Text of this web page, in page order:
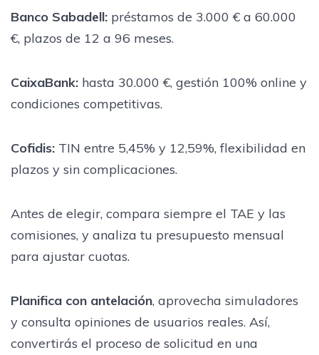
Banco Sabadell: préstamos de 3.000 € a 60.000
€, plazos de 12 a 96 meses.
CaixaBank: hasta 30.000 €, gestión 100% online y
condiciones competitivas.
Cofidis: TIN entre 5,45% y 12,59%, flexibilidad en
plazos y sin complicaciones.
Antes de elegir, compara siempre el TAE y las
comisiones, y analiza tu presupuesto mensual
para ajustar cuotas.
Planifica con antelación, aprovecha simuladores
y consulta opiniones de usuarios reales. Así,
convertirás el proceso de solicitud en una